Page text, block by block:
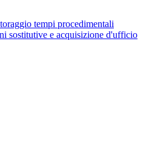
tempi procedimentali
sostitutive e acquisizione d'ufficio